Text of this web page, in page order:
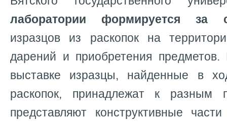
лаборатории формируется за
изразцов из раскопок на
дарений и приобретения
выставке изразцы, найденные в
раскопок, принадлежат к
представляют конструктивные